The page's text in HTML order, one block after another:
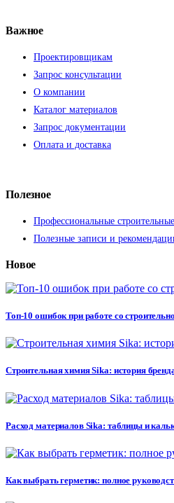
Важное
Проектировщикам
Запрос консультации
О компании
Каталог материалов
Запрос документации
Оплата и доставка
Полезное
Профессиональные
Полезные записи и
Новое
Топ-10 ошибок при работе со
Строительная химия Sika: история
Расход материалов Sika: таблицы и
Как выбрать герметик: полное